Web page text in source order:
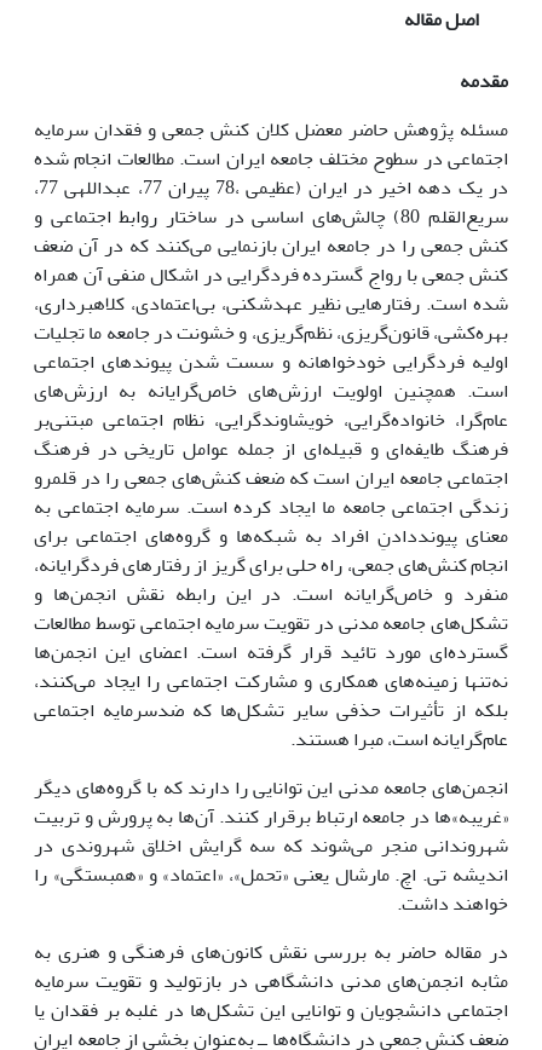
اصل مقاله
مقدمه
مسئله پژوهش حاضر معضل کلان کنش جمعی و فقدان سرمایه
اجتماعی در سطوح مختلف جامعه ایران است. مطالعات انجام شده
در یک دهه اخیر در ایران (عظیمی ،78 پیران 77، عبداللهی 77،
سریع‌القلم 80) چالش‌های اساسی در ساختار روابط اجتماعی و
کنش جمعی را در جامعه ایران بازنمایی می‌کنند که در آن ضعف
کنش جمعی با رواج گسترده فردگرایی در اشکال منفی آن همراه
شده است. رفتارهایی نظیر عهدشکنی، بی‌اعتمادی، کلاهبرداری،
بهره‌کشی، قانون‌گریزی، نظم‌گریزی، و خشونت در جامعه ما تجلیات
اولیه فردگرایی خودخواهانه و سست شدن پیوندهای اجتماعی
است. همچنین اولویت ارزش‌های خاص‌گرایانه به ارزش‌های
عام‌گرا، خانواده‌گرایی، خویشاوندگرایی، نظام اجتماعی مبتنی‌بر
فرهنگ طایفه‌ای و قبیله‌ای از جمله عوامل تاریخی در فرهنگ
اجتماعی جامعه ایران است که ضعف کنش‌های جمعی را در قلمرو
زندگی اجتماعی جامعه ما ایجاد کرده است. سرمایه اجتماعی به
معنای پیونددادنِ افراد به شبکه‌ها و گروه‌های اجتماعی برای
انجام کنش‌های جمعی، راه حلی برای گریز از رفتارهای فردگرایانه،
منفرد و خاص‌گرایانه است. در این رابطه نقش انجمن‌ها و
تشکل‌های جامعه مدنی در تقویت سرمایه اجتماعی توسط مطالعات
گسترده‌ای مورد تائید قرار گرفته است. اعضای این انجمن‌ها
نه‌تنها زمینه‌های همکاری و مشارکت اجتماعی را ایجاد می‌کنند،
بلکه از تأثیرات حذفی سایر تشکل‌ها که ضدسرمایه اجتماعی
عام‌گرایانه است، مبرا هستند.
انجمن‌های جامعه مدنی این توانایی را دارند که با گروه‌های دیگر
«غریبه»ها در جامعه ارتباط برقرار کنند. آن‌ها به پرورش و تربیت
شهروندانی منجر می‌شوند که سه گرایش اخلاق شهروندی در
اندیشه تی. اچ. مارشال یعنی «تحمل»، «اعتماد» و «همبستگی» را
خواهند داشت.
در مقاله حاضر به بررسی نقش کانون‌های فرهنگی و هنری به
مثابه انجمن‌های مدنی دانشگاهی در بازتولید و تقویت سرمایه
اجتماعی دانشجویان و توانایی این تشکل‌ها در غلبه بر فقدان یا
ضعف کنش جمعی در دانشگاه‌ها ــ به‌عنوان بخشی از جامعه ایران